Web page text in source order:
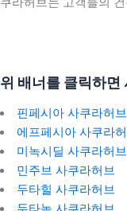
위 배너를 클릭하면
핀페시아 사쿠라허브
에프페시아 사쿠라
미녹시딜 사쿠라허브
민주브 사쿠라허브
두타힐 사쿠라허브